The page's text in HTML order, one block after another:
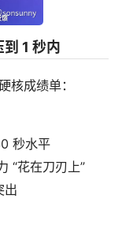
1 秒内
核成绩单：
秒水平
“花在刀刃上”
出